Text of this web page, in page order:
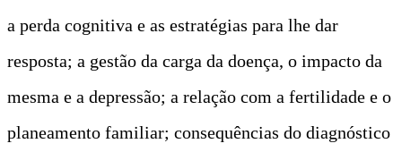
a perda cognitiva e as estratégias para lhe dar
resposta; a gestão da carga da doença, o impacto da
mesma e a depressão; a relação com a fertilidade e o
planeamento familiar; consequências do diagnóstico